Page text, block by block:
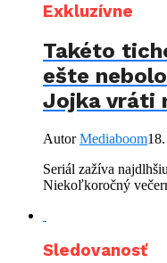
Exkluzívne
Takéto
ešte
Jojka vráti
AutorMediaboom
Seriál zažíva
Niekoľkoročný
Sledovanosť